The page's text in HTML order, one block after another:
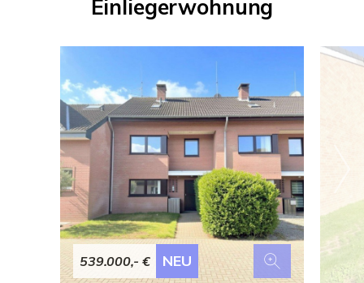
Einliegerwohnung
539.000,- € NEU